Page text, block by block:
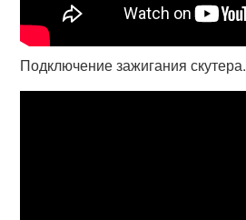
Подключение зажигания скутера.